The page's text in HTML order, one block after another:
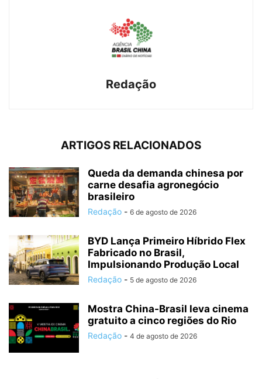
Redação
ARTIGOS RELACIONADOS
Queda da demanda chinesa por
carne desafia agronegócio
brasileiro
Redação - 6 de agosto de 2026
BYD Lança Primeiro Híbrido Flex
Fabricado no Brasil,
Impulsionando Produção Local
Redação - 5 de agosto de 2026
Mostra China-Brasil leva cinema
gratuito a cinco regiões do Rio
Redação - 4 de agosto de 2026